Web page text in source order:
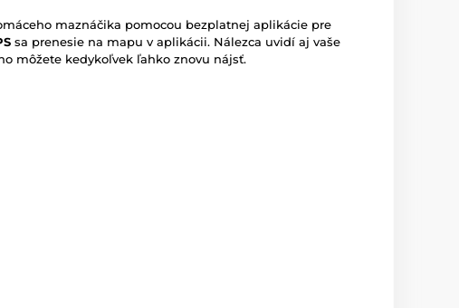
maznáčika pomocou bezplatnej aplikácie pre
sa prenesie na mapu v aplikácii. Nálezca uvidí aj vaše
môžete kedykoľvek ľahko znovu nájsť.